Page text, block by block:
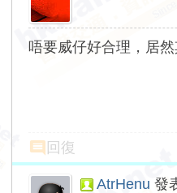
唔要威仔好合理，居
回復
AtrHenu 發